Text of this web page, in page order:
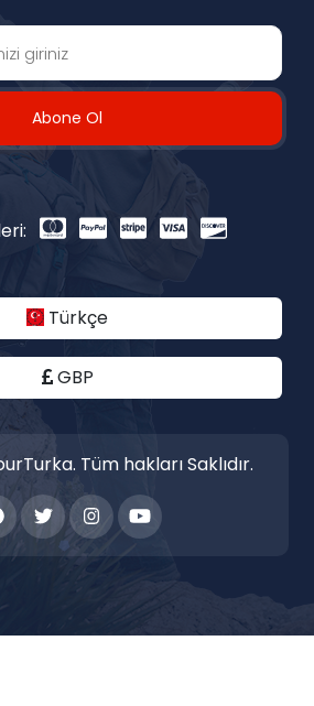
Abone Ol
Türkçe
GBP
Tüm hakları Saklıdır.